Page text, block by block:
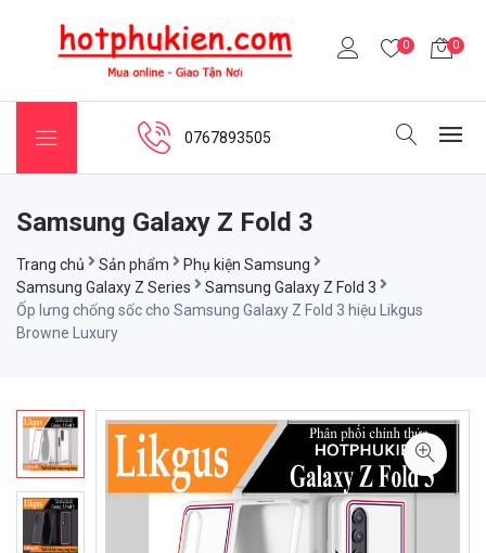
0 0
0767893505
Samsung Galaxy Z Fold 3
Trang chủ Sản phẩm
Phụ kiện Samsung
Samsung Galaxy Z Series
Samsung Galaxy Z Fold 3
Ốp lưng chống sốc cho Samsung Galaxy Z Fold 3 hiệu Likgus
Browne Luxury